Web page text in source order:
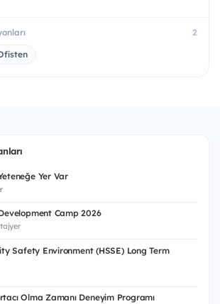
2
Yer Var
Camp 2026
Safety Environment (HSSE) Long Term
Olma Zamanı Deneyim Programı